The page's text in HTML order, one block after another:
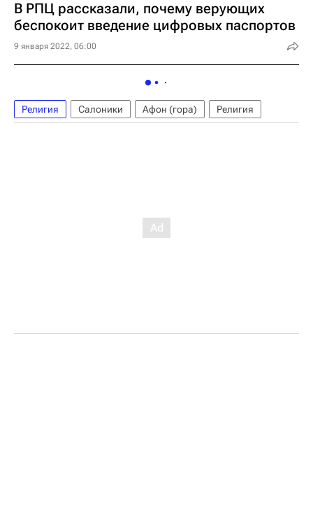
В РПЦ рассказали, почему верующих
беспокоит введение цифровых паспортов
9 января 2022, 06:00
Религия Салоники Афон (гора) Религия